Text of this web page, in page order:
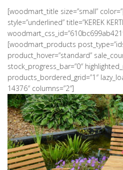
[woodmart_title size=”small”
style=”underlined” title=”KEREK
[woodmart_products
product_hover=”standard”
stock_progress_bar=”0″
products_bordered_grid=”1″
14376″ columns=”2″]